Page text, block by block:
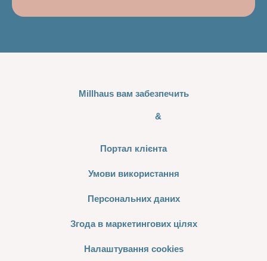
Millhaus вам забезпечить
&
Портал клієнта
Умови використання
Персональних даних
Згода в маркетингових цілях
Налаштування cookies